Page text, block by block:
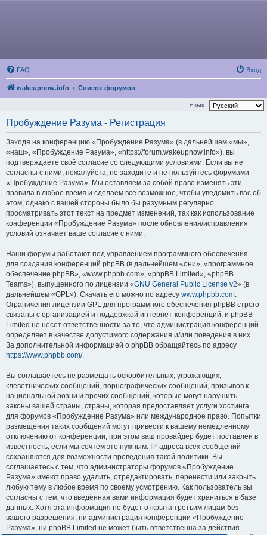
FAQ Вход
wakeupnow.info Список форумов
Язык:
Пробуждение Разума - Регистрация
Заходя на конференцию «Пробуждение Разума» (в дальнейшем «мы»,
«наш», «Пробуждение Разума», «https://forum.wakeupnow.info»), вы
подтверждаете своё согласие со следующими условиями. Если вы не
согласны с ними, пожалуйста, не заходите и не пользуйтесь форумами
«Пробуждение Разума». Мы оставляем за собой право изменять эти
правила в любое время и сделаем всё возможное, чтобы уведомить вас об
этом, однако с вашей стороны было бы разумным регулярно
просматривать этот текст на предмет изменений, так как использование
конференции «Пробуждение Разума» после обновления/исправления
условий означает ваше согласие с ними.
Наши форумы работают под управлением программного обеспечения
для создания конференций phpBB (в дальнейшем «они», «программное
обеспечение phpBB», «www.phpbb.com», «phpBB Limited», «phpBB
Teams»), выпущенного по лицензии «GNU General Public License v2» (в
дальнейшем «GPL»). Скачать его можно по адресу www.phpbb.com.
Ограничения лицензии GPL для программного обеспечения phpBB строго
связаны с организацией и поддержкой интернет-конференций, и phpBB
Limited не несёт ответственности за то, что администрация конференций
определяет в качестве допустимого содержания и/или поведения в них.
За дополнительной информацией о phpBB обращайтесь по адресу
https://www.phpbb.com/.
Вы соглашаетесь не размещать оскорбительных, угрожающих,
клеветнических сообщений, порнографических сообщений, призывов к
национальной розни и прочих сообщений, которые могут нарушить
законы вашей страны, страны, которая предоставляет услуги хостинга
для форумов «Пробуждение Разума» или международное право. Попытки
размещения таких сообщений могут привести к вашему немедленному
отключению от конференции, при этом ваш провайдер будет поставлен в
известность, если мы сочтём это нужным. IP-адреса всех сообщений
сохраняются для возможности проведения такой политики. Вы
соглашаетесь с тем, что администраторы форумов «Пробуждение
Разума» имеют право удалить, отредактировать, перенести или закрыть
любую тему в любое время по своему усмотрению. Как пользователь вы
согласны с тем, что введённая вами информация будет храниться в базе
данных. Хотя эта информация не будет открыта третьим лицам без
вашего разрешения, ни администрация конференции «Пробуждение
Разума», ни phpBB Limited не может быть ответственна за действия